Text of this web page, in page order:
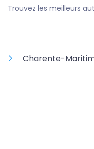
Trouvez les meilleurs
Charente-